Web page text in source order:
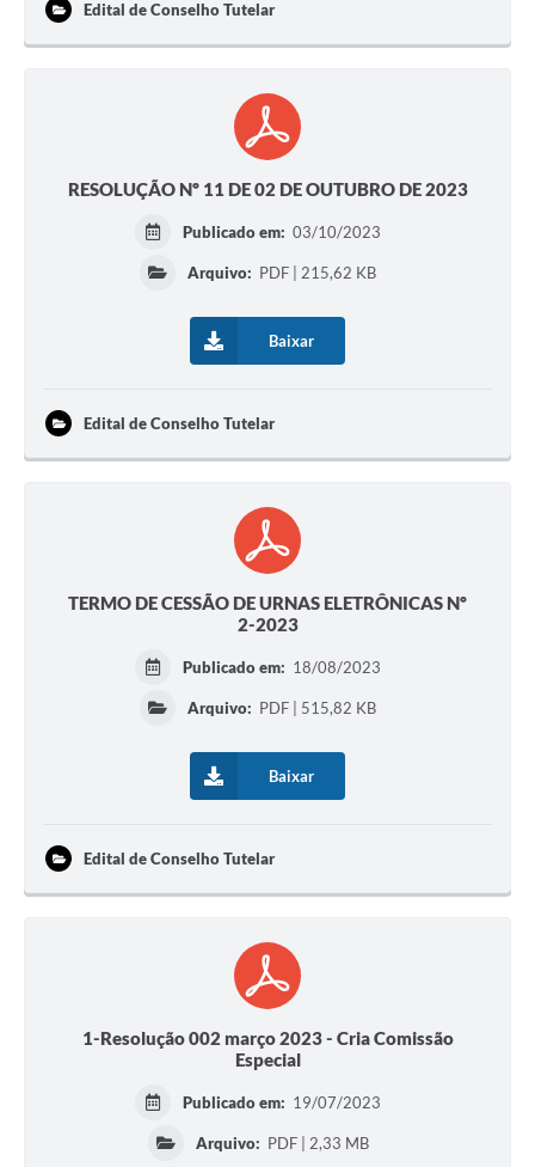
Edital de Conselho Tutelar
RESOLUÇÃO Nº 11 DE 02 DE OUTUBRO DE 2023
Publicado em: 03/10/2023
Arquivo: PDF | 215,62 KB
Baixar
Edital de Conselho Tutelar
TERMO DE CESSÃO DE URNAS ELETRÔNICAS Nº
2-2023
Publicado em: 18/08/2023
Arquivo: PDF | 515,82 KB
Baixar
Edital de Conselho Tutelar
1-Resolução 002 março 2023 - Cria Comissão
Especial
Publicado em: 19/07/2023
Arquivo: PDF | 2,33 MB